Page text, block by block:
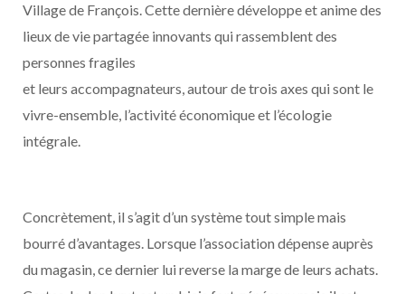
Village de François. Cette dernière développe et anime des
lieux de vie partagée innovants qui rassemblent des
personnes fragiles
et leurs accompagnateurs, autour de trois axes qui sont le
vivre-ensemble, l’activité économique et l’écologie
intégrale.
Concrètement, il s’agit d’un système tout simple mais
bourré d’avantages. Lorsque l’association dépense auprès
du magasin, ce dernier lui reverse la marge de leurs achats.